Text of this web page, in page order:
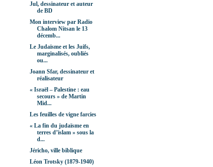
Jul, dessinateur et auteur
de BD
Mon interview par Radio
Chalom Nitsan le 13
décemb...
Le Judaïsme et les Juifs,
marginalisés, oubliés
ou...
Joann Sfar, dessinateur et
réalisateur
« Israël – Palestine : eau
secours » de Martin
Mid...
Les feuilles de vigne farcies
« La fin du judaïsme en
terres d’islam » sous la
d...
Jéricho, ville biblique
Léon Trotsky (1879-1940)